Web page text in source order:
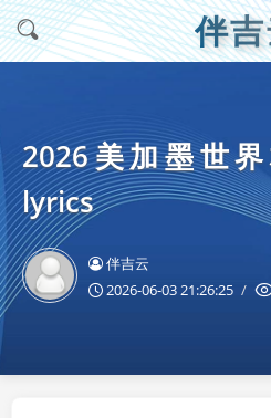
伴
2026美加墨世
lyrics
伴吉云
2026-06-03 21:26:25